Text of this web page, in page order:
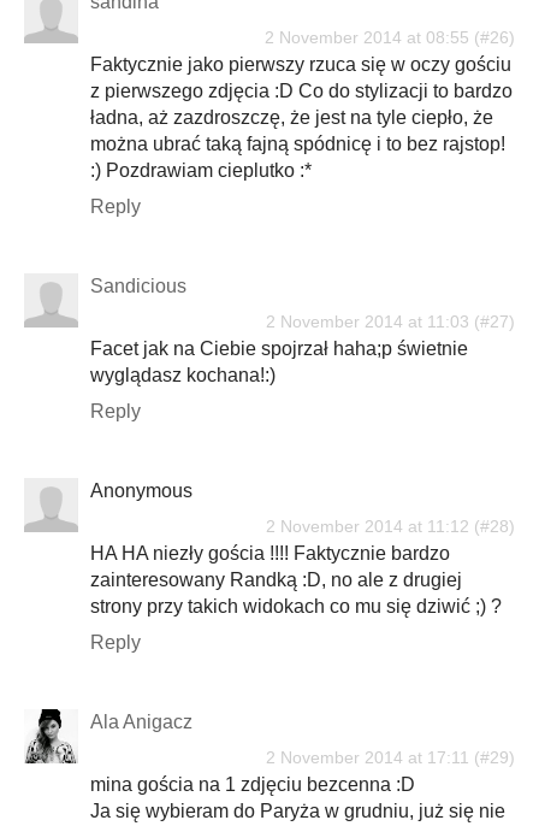
2 November 2014 at 08:55
Faktycznie jako pierwszy rzuca się w oczy gościu
z pierwszego zdjęcia :D Co do stylizacji to bardzo
ładna, aż zazdroszczę, że jest na tyle ciepło, że
można ubrać taką fajną spódnicę i to bez rajstop!
:) Pozdrawiam cieplutko :*
Reply
Sandicious
2 November 2014 at 11:03
Facet jak na Ciebie spojrzał haha;p świetnie
wyglądasz kochana!:)
Reply
Anonymous
2 November 2014 at 11:12
HA HA niezły gościa !!!! Faktycznie bardzo
zainteresowany Randką :D, no ale z drugiej
strony przy takich widokach co mu się dziwić ;) ?
Reply
Ala Anigacz
2 November 2014 at 17:11
mina gościa na 1 zdjęciu bezcenna :D
Ja się wybieram do Paryża w grudniu, już się nie